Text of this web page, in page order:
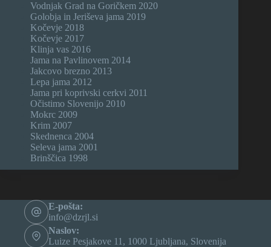
Vodnjak Grad na Goričkem 2020
Golobja in Jeriševa jama 2019
Kočevje 2018
Kočevje 2017
Klinja vas 2016
Jama na Pavlinovem 2014
Jakcovo brezno 2013
Lepa jama 2012
Jama pri koprivski cerkvi 2011
Očistimo Slovenijo 2010
Mokrc 2009
Krim 2007
Skednenca 2004
Seleva jama 2001
Brinščica 1998
E-pošta:
info@dzrjl.si
Naslov:
Luize Pesjakove 11, 1000 Ljubljana, Slovenija